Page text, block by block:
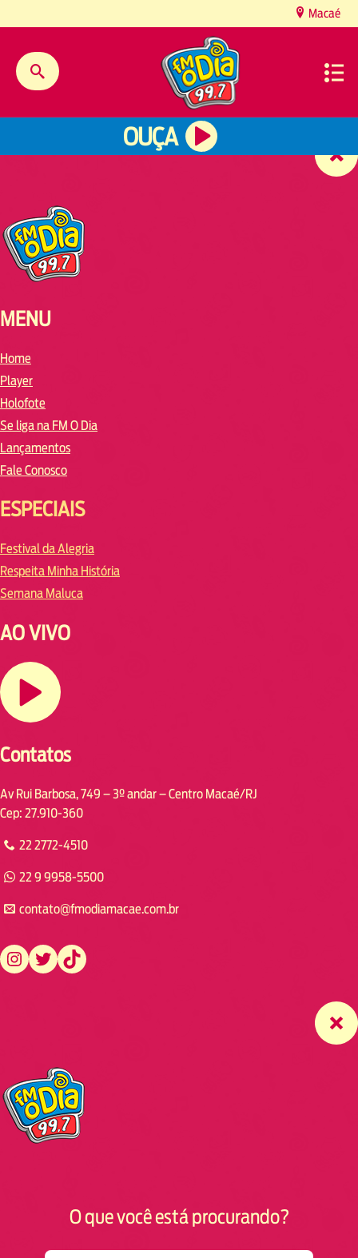
Macaé
OUÇA
MENU
Home
Player
Holofote
Se liga na FM O Dia
Lançamentos
Fale Conosco
ESPECIAIS
Festival da Alegria
Respeita Minha História
Semana Maluca
AO VIVO
Contatos
Av Rui Barbosa, 749 – 3º andar – Centro Macaé/RJ
Cep: 27.910-360
22 2772-4510
22 9 9958-5500
contato@fmodiamacae.com.br
https://www.instagram.com/fmodia.macae/ https://twitter.com/fmodia.macae/ https://www.tiktok.com/@fmodia.macae
O que você está procurando?